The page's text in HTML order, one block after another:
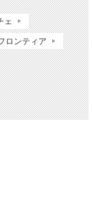
ェ
ロンティア